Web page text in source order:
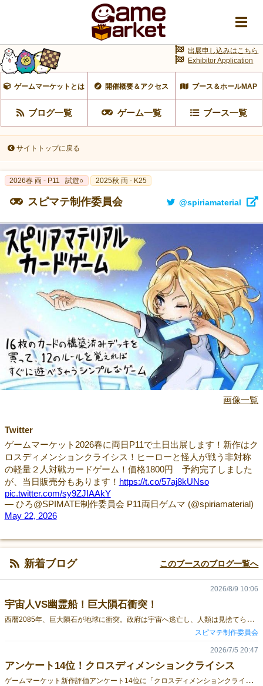
ゲームマーケットとは 開催概要＆アクセス ブース＆ホールMAP
ブログ一覧 ゲーム一覧 ブース一覧
出展申し込みはこちら
Exhibitor Application
サイトトップに戻る
2026春 両 - P11 試遊○ 2025秋 両 - K25
スピマテ制作委員会 @spiriamaterial
画像一覧
Twitter
ゲームマーケット2026春に両日P11で土日出展します！新作はク
ロスディメンションクライシス！ヒーローと怪人が戦う非対称
の軽量２人対戦カードゲーム！価格1800円 予約完了しました
が、当日販売分もあります！ https://t.co/57aj8kUNso
pic.twitter.com/sy9ZJIAAkY
— ひろ@SPIMATE制作委員会 P11両日ゲムマ (@spiriamaterial)
May 22, 2026
新着ブログ このブースのブログ一覧へ
宇宙人VS幽霊船！巨大隕石衝突！
西
暦2085年、巨大隕石が地球に衝突。政府は宇宙へ逃亡し、人類は見捨てられた。隕石の衝撃で海面は急上昇し、大地の大半が水没。文明は崩壊し、地球は滅亡の淵に立たされた。しかし、海に取り残された旧時代の軍艦とわずかな兵士たちは、最後まで戦うことを決意する。だが、その矢先、宇宙人の攻撃が激化。隕石はただの天災ではなく、彼らが地球を滅ぼすために送り込んだ兵器だった。圧倒的な戦力差に、人類は絶望的な状況へ追い込まれる。だがその時、深い海の底から幽霊船が浮上する。かつて戦場で散った亡霊たちが、今、人類のために立ち上がったのだ。見捨てられた軍隊と亡霊たちが共闘し、地球の未来をかけた最後の戦いが始まる！「地球滅亡の危機！宇宙人の侵略に、幽霊船が立ち向かう！『バンババン』で、壮絶な2人対戦を体験せよ！」このゲームは、西暦2085年を舞台に、巨大隕石の衝突によって崩壊寸前の地球で、宇宙人と幽霊船が激突するという壮大なストーリーが展開されます。プレイヤーは、宇宙人サイドと地球防衛サイドに分かれ、戦略を駆使して勝利を目指します。プレイ時間は15〜25分、対象年齢は13歳以上。このゲームは、一度遊んで終わりではなく、宇宙人側は「隕石を何ターン目に地球に落とすか。」、それを受けて幽霊船側（地球防衛サイド）はどのゴーストシップLV2を出すか。何ターン目にゴーストシップを出すかに戦略のポイントがあります。プレイするたびに新しい発見があり、毎回楽しめると思います。また、前作のhunting v s dragon、転生ビフォーアフター、旧スピマテシリーズを拡張パックとして組み合わせることも出来ます。 通販サイトバンババン〜巨大隕石衝突！宇宙人vs幽霊船〜｜ボードゲーム通販
2026/8/9 10:06
スピマテ制作委員会
アンケート14位！クロスディメンションクライシス
ゲ
ームマーケット新作評価アンケート14位に「クロスディメンションクライシス」が入りました！評価平均3.73/票数24でした。投票頂いた方々、ありがとうございます！ 新作評価アンケートhttps://tgiw.info/2026/06/gm2026a-enq-result.html?amp=1 クロスディメンションクライシス通販https://bodoge.hoobby.net/market/items/8157
2026/7/5 20:47